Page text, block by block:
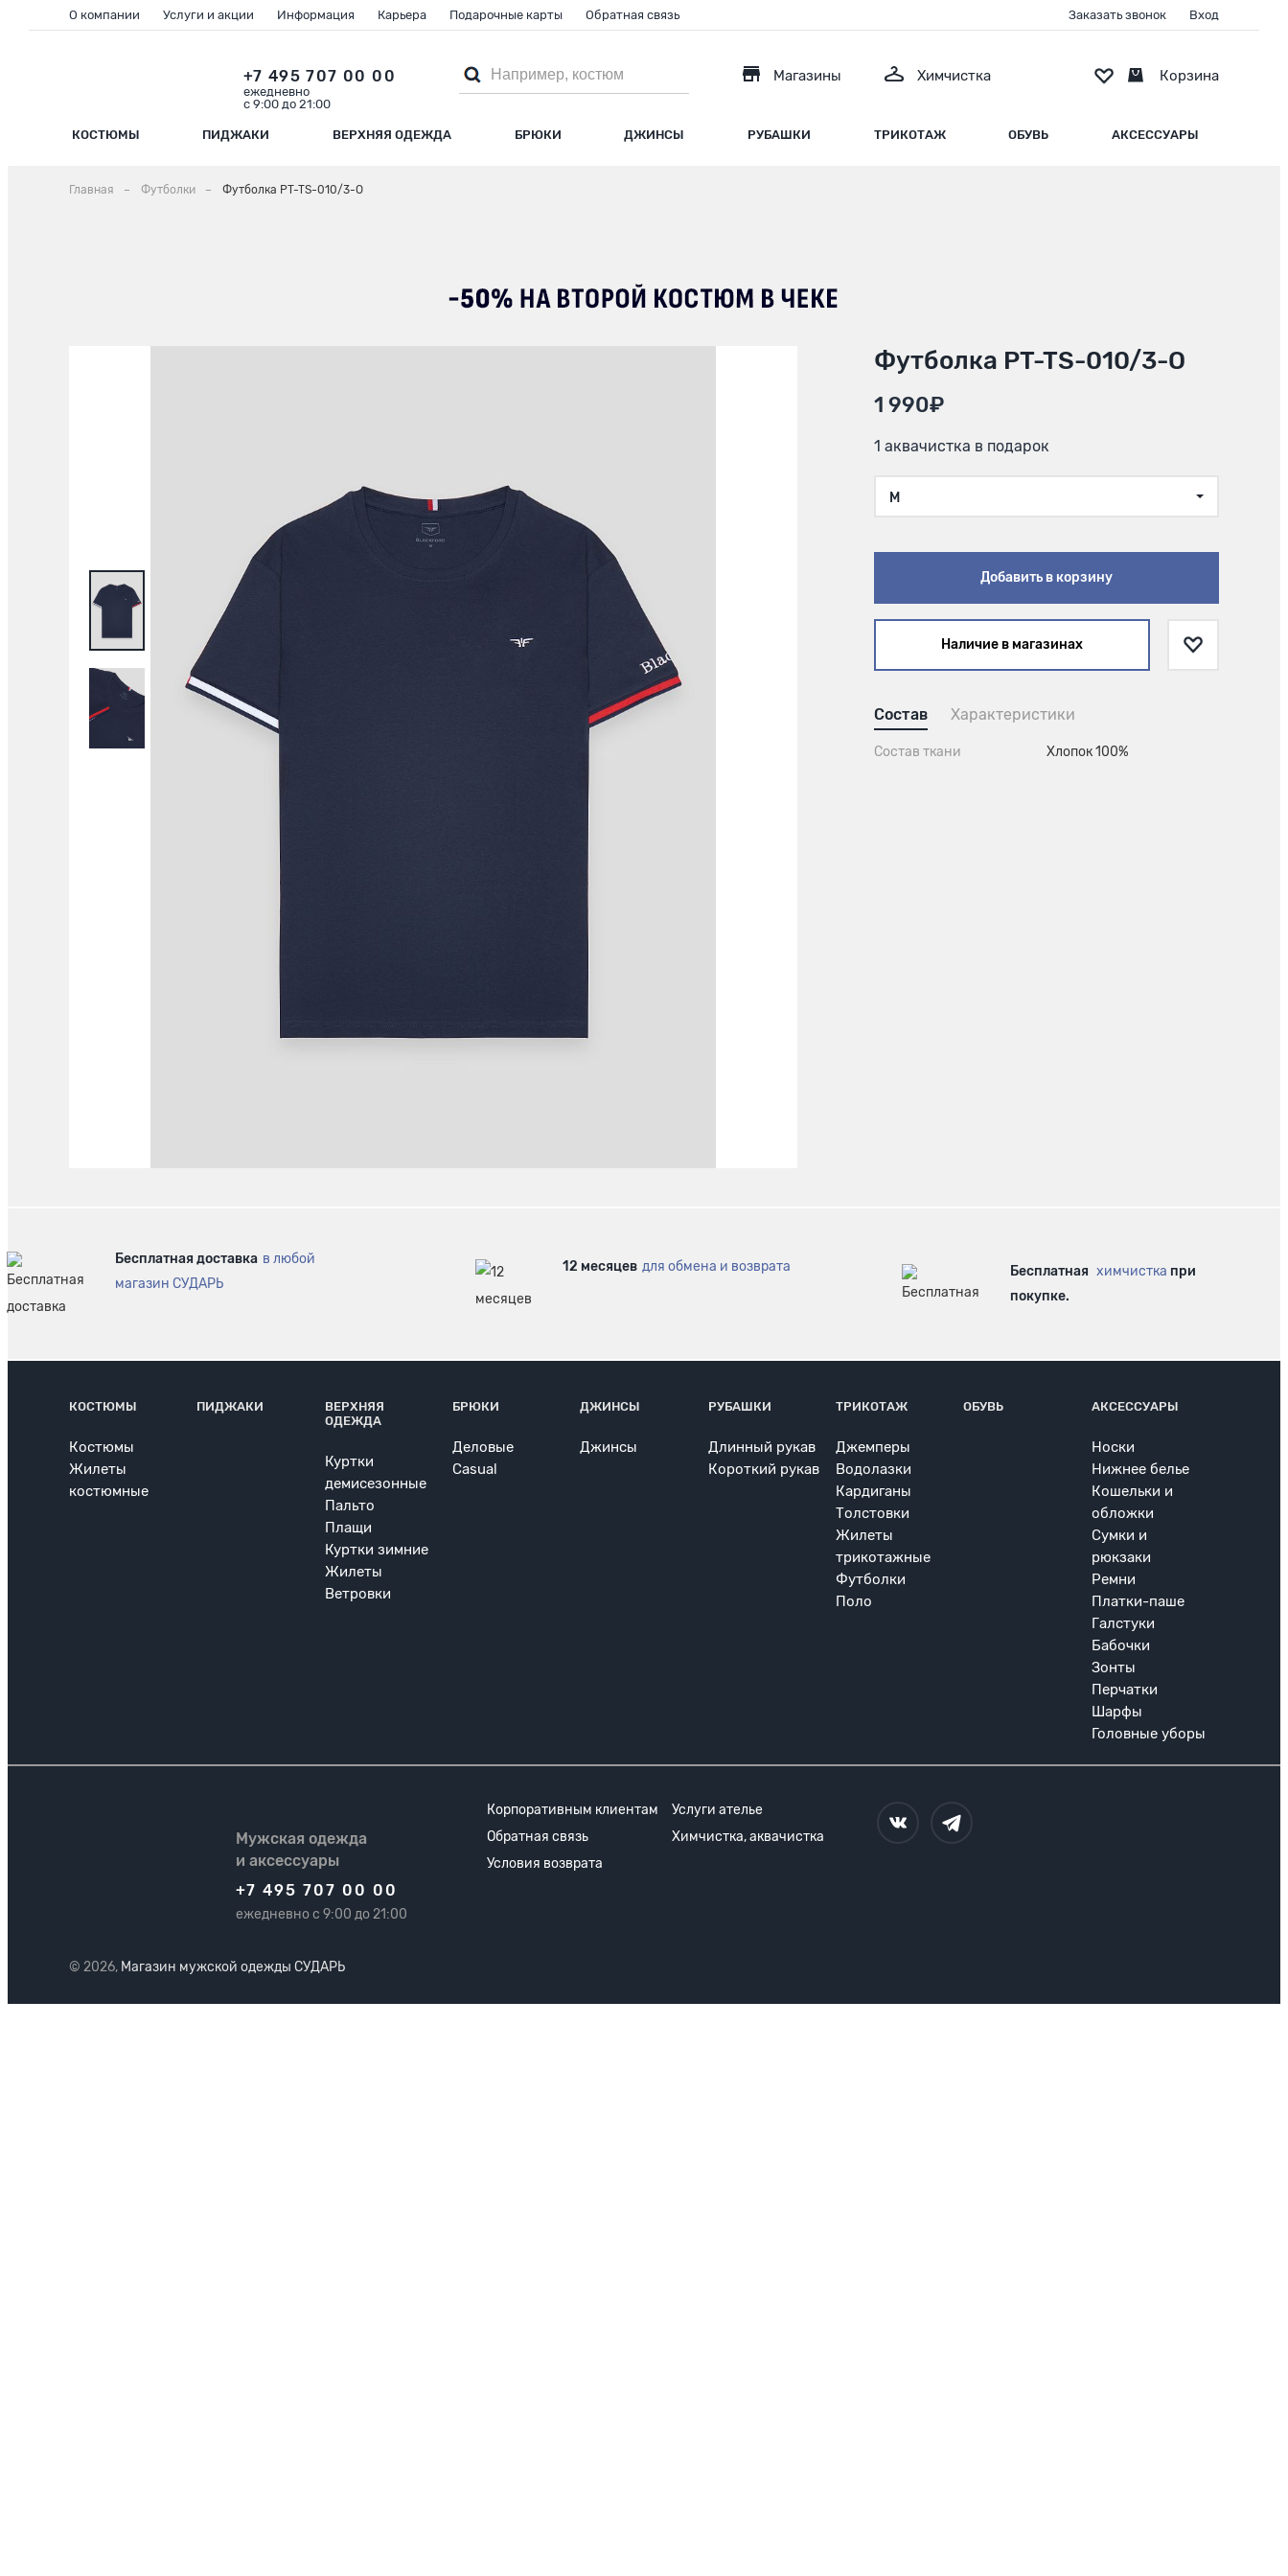
КОСТЮМЫ ПИДЖАКИ ВЕРХНЯЯ ОДЕЖДА БРЮКИ ДЖИНСЫ РУБАШКИ ТРИКОТАЖ ОБУВЬ АКСЕССУАРЫ
+7 495 707 00 00
ежедневно
с 9:00 до 21:00
Магазины Химчистка
О компании Услуги и акции Информация Карьера Подарочные карты Обратная связь Заказать звонок Вход
Корзина
Главная Футболки Футболка PT-TS-010/3-О
Футболка PT-TS-010/3-О
1 990₽
1 аквачистка в подарок
M
Добавить в корзину
Наличие в магазинах
Состав Характеристики
Состав ткани Хлопок 100%
Бесплатная доставка в любой
магазин СУДАРЬ
12 месяцев для обмена и возврата Бесплатная химчистка при
покупке.
КОСТЮМЫ
Костюмы
Жилеты
костюмные
ПИДЖАКИ
ВЕРХНЯЯ
ОДЕЖДА
Куртки
демисезонные
Пальто
Плащи
Куртки зимние
Жилеты
Ветровки
БРЮКИ
Деловые
Casual
ДЖИНСЫ
Джинсы
РУБАШКИ
Длинный рукав
Короткий рукав
ТРИКОТАЖ
Джемперы
Водолазки
Кардиганы
Толстовки
Жилеты
трикотажные
Футболки
Поло
ОБУВЬ АКСЕССУАРЫ
Носки
Нижнее белье
Кошельки и
обложки
Сумки и
рюкзаки
Ремни
Платки-паше
Галстуки
Бабочки
Зонты
Перчатки
Шарфы
Головные уборы
Мужская одежда
и аксессуары
+7 495 707 00 00
ежедневно с 9:00 до 21:00
Корпоративным клиентам
Услуги ателье
Обратная связь
Химчистка, аквачистка
Условия возврата
© 2026, Магазин мужской одежды СУДАРЬ